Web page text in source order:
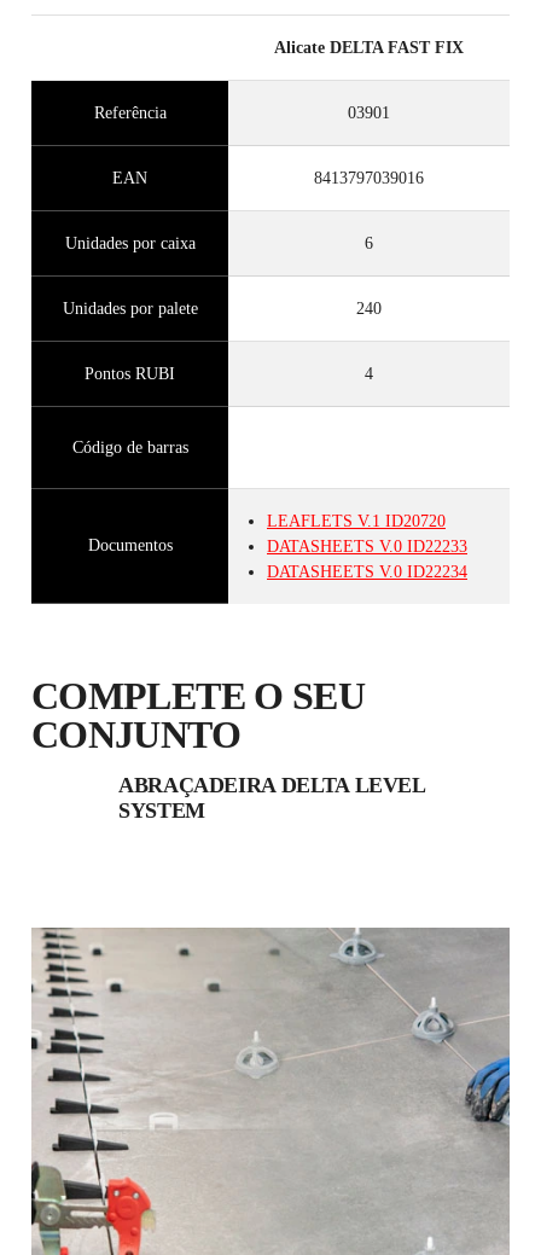
Alicate DELTA FAST FIX
Referência 03901
EAN 8413797039016
Unidades por caixa 6
Unidades por palete 240
Pontos RUBI 4
Código de barras
Documentos
LEAFLETS V.1 ID20720
DATASHEETS V.0 ID22233
DATASHEETS V.0 ID22234
COMPLETE O SEU
CONJUNTO
ABRAÇADEIRA DELTA LEVEL
SYSTEM